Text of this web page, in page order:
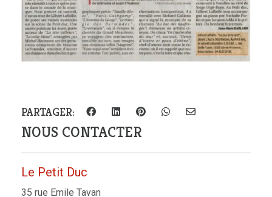
PARTAGER:
NOUS CONTACTER
Le Petit Duc
35 rue Emile Tavan